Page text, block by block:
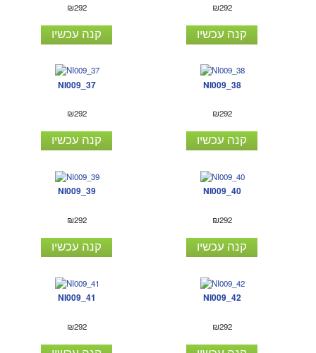
₪292
קנה עכשיו
₪292
קנה עכשיו
NI009_37
₪292
קנה עכשיו
NI009_38
₪292
קנה עכשיו
NI009_39
₪292
קנה עכשיו
NI009_40
₪292
קנה עכשיו
NI009_41
₪292
NI009_42
₪292